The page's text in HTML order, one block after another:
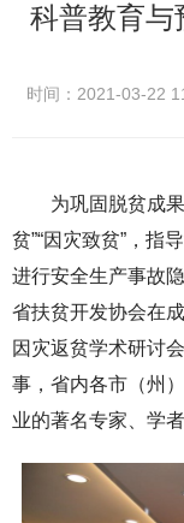
科普教育与
时间：2021-03-22
为巩固脱贫成
贫”“因灾致贫”，指
进行安全生产事故
省扶贫开发协会在
因灾返贫学术研讨
事，省内各市（州
业的著名专家、学